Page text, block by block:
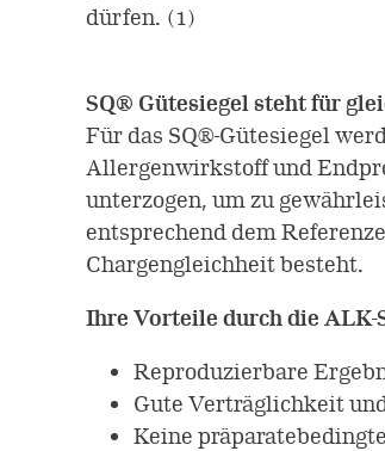
dürfen. (1)
SQ® Gütesiegel steht für
Für das SQ®-Gütesiegel
Allergenwirkstoff und
unterzogen, um zu
entsprechend dem
Chargengleichheit besteht.
Ihre Vorteile durch die
Reproduzierbare
Gute Verträglichkeit
Keine